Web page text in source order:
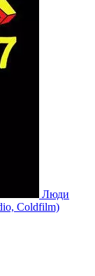
Люди
Coldfilm)